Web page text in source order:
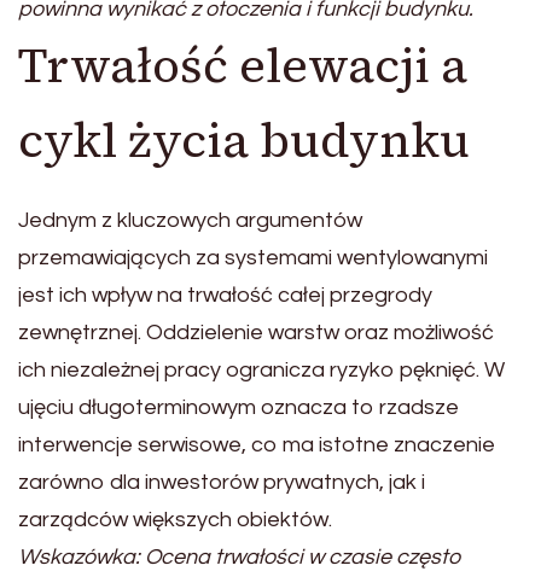
powinna wynikać z otoczenia i funkcji budynku.
Trwałość elewacji a
cykl życia budynku
Jednym z kluczowych argumentów
przemawiających za systemami wentylowanymi
jest ich wpływ na trwałość całej przegrody
zewnętrznej. Oddzielenie warstw oraz możliwość
ich niezależnej pracy ogranicza ryzyko pęknięć. W
ujęciu długoterminowym oznacza to rzadsze
interwencje serwisowe, co ma istotne znaczenie
zarówno dla inwestorów prywatnych, jak i
zarządców większych obiektów.
Wskazówka: Ocena trwałości w czasie często